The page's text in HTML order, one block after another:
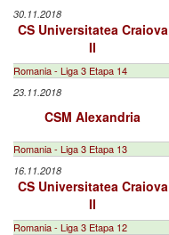
30.11.2018
CS Universitatea Craiova
II
Romania - Liga 3 Etapa 14
23.11.2018
CSM Alexandria
Romania - Liga 3 Etapa 13
16.11.2018
CS Universitatea Craiova
II
Romania - Liga 3 Etapa 12